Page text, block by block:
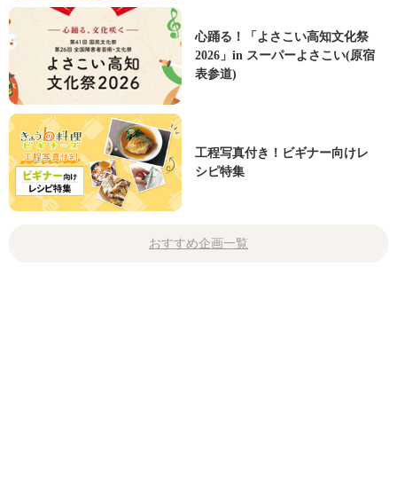
心踊る！「よさこい高知文化祭
2026」in スーパーよさこい(原宿
表参道)
工程写真付き！ビギナー向けレ
シピ特集
おすすめ企画一覧